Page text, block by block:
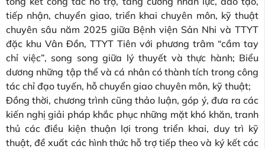
tiếp nhận, chuyển giao, triển khai chuyên môn, kỹ thuật
chuyên sâu năm 2025 giữa Bệnh viện Sản Nhi và TTYT
đặc khu Vân Đồn, TTYT Tiên với phương trâm “cầm tay
chỉ việc”, song song giữa lý thuyết và thực hành; Biểu
dương những tập thể và cá nhân có thành tích trong công
tác chỉ đạo tuyến, hỗ chuyển giao chuyên môn, kỹ thuật;
Đồng thời, chương trình cũng thảo luận, góp ý, đưa ra các
kiến nghị giải pháp khắc phục những mặt khó khăn, tranh
thủ các điều kiện thuận lợi trong triển khai, duy trì kỹ
thuật, đề xuất các hình thức hỗ trợ tiếp theo và ký kết các